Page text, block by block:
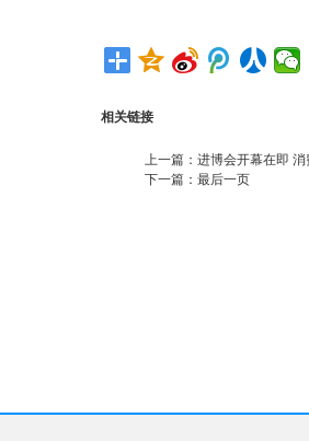
相关链接
上一篇： 进博会开幕在即
下一篇： 最后一页